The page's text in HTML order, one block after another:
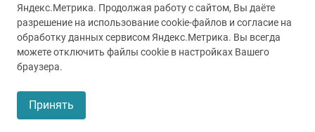
Яндекс.Метрика. Продолжая работу с сайтом, Вы даёте
разрешение на использование cookie-файлов и согласие на
обработку данных сервисом Яндекс.Метрика. Вы всегда
можете отключить файлы cookie в настройках Вашего
браузера.
Принять